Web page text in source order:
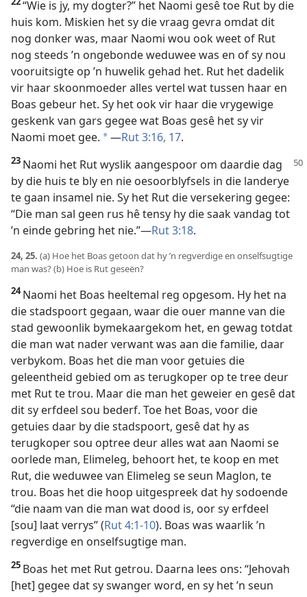
“Wie is jy, my dogter?” het Naomi gesê toe Rut by die
huis kom. Miskien het sy die vraag gevra omdat dit
nog donker was, maar Naomi wou ook weet of Rut
nog steeds ’n ongebonde weduwee was en of sy nou
vooruitsigte op ’n huwelik gehad het. Rut het dadelik
vir haar skoonmoeder alles vertel wat tussen haar en
Boas gebeur het. Sy het ook vir haar die vrygewige
geskenk van gars gegee wat Boas gesê het sy vir
Naomi moet gee. *—Rut 3:16, 17.
23 Naomi het Rut wyslik aangespoor om daardie dag
by die huis te bly en nie oesoorblyfsels in die landerye
te gaan insamel nie. Sy het Rut die versekering gegee:
“Die man sal geen rus hê tensy hy die saak vandag tot
’n einde gebring het nie.”—Rut 3:18.
24, 25. (a) Hoe het Boas getoon dat hy ’n regverdige en onselfsugtige
man was? (b) Hoe is Rut geseën?
24Naomi het Boas heeltemal reg opgesom. Hy het na
die stadspoort gegaan, waar die ouer manne van die
stad gewoonlik bymekaargekom het, en gewag totdat
die man wat nader verwant was aan die familie, daar
verbykom. Boas het die man voor getuies die
geleentheid gebied om as terugkoper op te tree deur
met Rut te trou. Maar die man het geweier en gesê dat
dit sy erfdeel sou bederf. Toe het Boas, voor die
getuies daar by die stadspoort, gesê dat hy as
terugkoper sou optree deur alles wat aan Naomi se
oorlede man, Elimeleg, behoort het, te koop en met
Rut, die weduwee van Elimeleg se seun Maglon, te
trou. Boas het die hoop uitgespreek dat hy sodoende
“die naam van die man wat dood is, oor sy erfdeel
[sou] laat verrys” (Rut 4:1-10). Boas was waarlik ’n
regverdige en onselfsugtige man.
25 Boas het met Rut getrou. Daarna lees ons: “Jehovah
[het] gegee dat sy swanger word, en sy het ’n seun